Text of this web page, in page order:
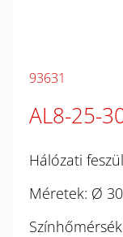
93631
AL8-25-
Hálózati
Méretek: Ø